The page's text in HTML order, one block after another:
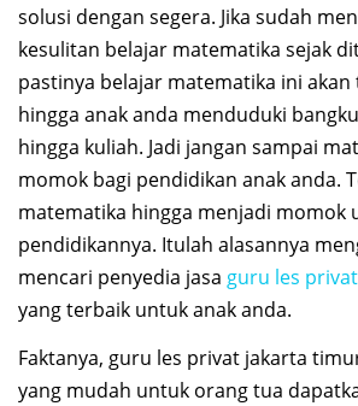
solusi dengan segera. Jika sudah
kesulitan belajar matematika sejak
pastinya belajar matematika ini
hingga anak anda menduduki
hingga kuliah. Jadi jangan sampai
momok bagi pendidikan anak anda.
matematika hingga menjadi momok
pendidikannya. Itulah alasannya
mencari penyedia jasa guru les
yang terbaik untuk anak anda.
Faktanya, guru les privat jakarta
yang mudah untuk orang tua